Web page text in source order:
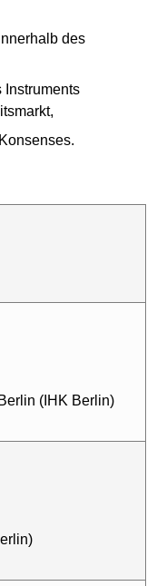
des
Instruments
(IHK Berlin)